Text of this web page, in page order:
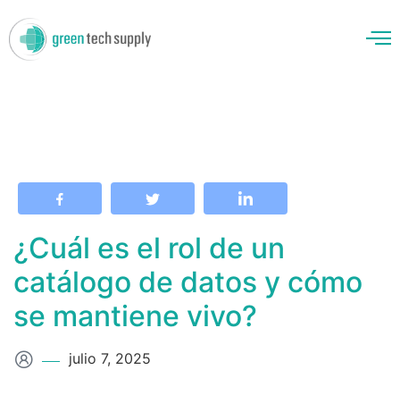
¿Cuál es el rol de un
catálogo de datos y cómo
se mantiene vivo?
julio 7, 2025